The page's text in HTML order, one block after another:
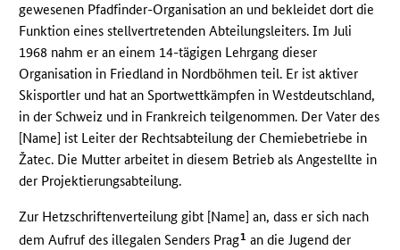
gewesenen Pfadfinder-Organisation an und bekleidet dort die
Funktion eines stellvertretenden Abteilungsleiters. Im Juli
1968 nahm er an einem 14-tägigen Lehrgang dieser
Organisation in Friedland in Nordböhmen teil. Er ist aktiver
Skisportler und hat an Sportwettkämpfen in Westdeutschland,
in der Schweiz und in Frankreich teilgenommen. Der Vater des
[Name] ist Leiter der Rechtsabteilung der Chemiebetriebe in
Žatec. Die Mutter arbeitet in diesem Betrieb als Angestellte in
der Projektierungsabteilung.
Zur Hetzschriftenverteilung gibt [Name] an, dass er sich nach
dem Aufruf des illegalen Senders Prag1 an die Jugend der